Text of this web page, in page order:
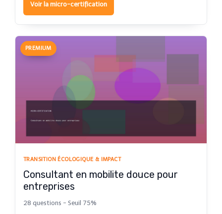
Voir la micro-certification
PREMIUM
TRANSITION ÉCOLOGIQUE & IMPACT
Consultant en mobilite douce pour
entreprises
28 questions - Seuil 75%